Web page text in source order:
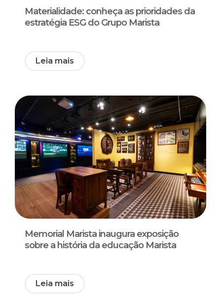
Materialidade: conheça as prioridades da
estratégia ESG do Grupo Marista
Leia mais
Memorial Marista inaugura exposição
sobre a história da educação Marista
Leia mais